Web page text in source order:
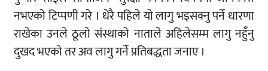
नभएको टिप्पणी गरे । धेरै पहिले यो लागु भइसक्नु पर्ने धारणा
राखेका उनले ठूलो संस्थाको नाताले अहिलेसम्म लागु नहुँनु
दुखद भएको तर अव लागु गर्ने प्रतिबद्धता जनाए ।